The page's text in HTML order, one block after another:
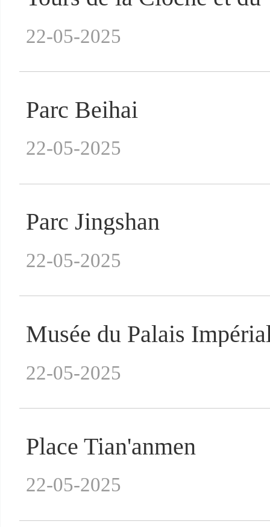
22-05-2025
Parc Beihai
22-05-2025
Parc Jingshan
22-05-2025
Musée du Palais
22-05-2025
Place Tian'anmen
22-05-2025